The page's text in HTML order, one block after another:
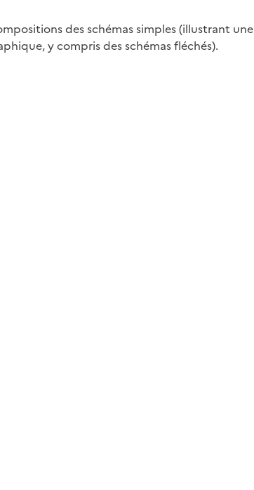
des schémas simples (illustrant une
y compris des schémas fléchés).